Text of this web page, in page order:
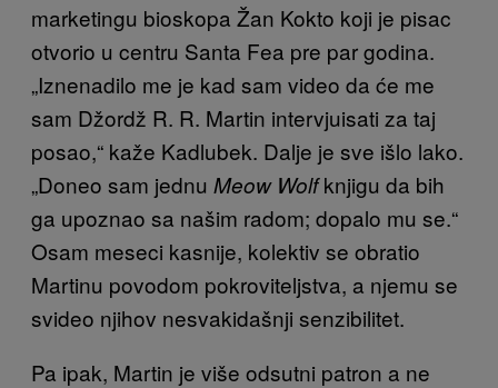
marketingu bioskopa Žan Kokto koji je pisac
otvorio u centru Santa Fea pre par godina.
„Iznenadilo me je kad sam video da će me
sam Džordž R. R. Martin intervjuisati za taj
posao,“ kaže Kadlubek. Dalje je sve išlo lako.
„Doneo sam jednu Meow Wolfknjigu da bih
ga upoznao sa našim radom; dopalo mu se.“
Osam meseci kasnije, kolektiv se obratio
Martinu povodom pokroviteljstva, a njemu se
svideo njihov nesvakidašnji senzibilitet.
Pa ipak, Martin je više odsutni patron a ne